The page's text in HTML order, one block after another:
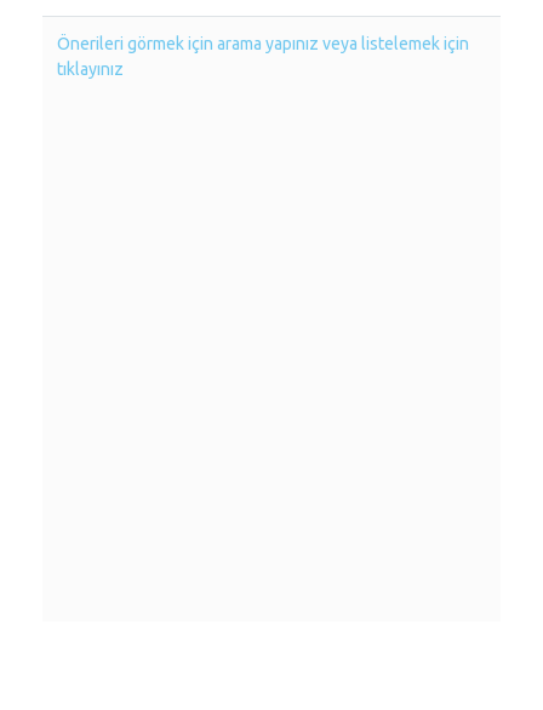
Önerileri görmek için arama yapınız veya listelemek için
tıklayınız